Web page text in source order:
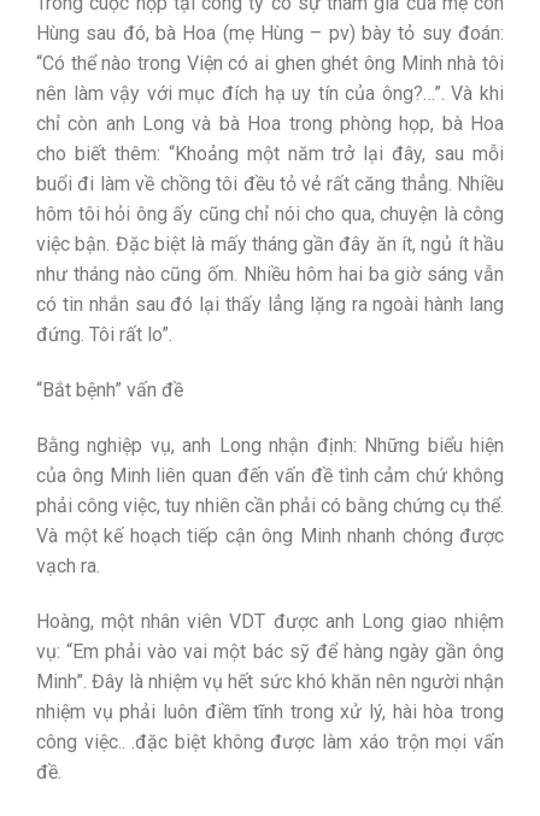
Hùng sau đó, bà Hoa (mẹ Hùng – pv) bày tỏ suy đoán:
“Có thể nào trong Viện có ai ghen ghét ông Minh nhà tôi
nên làm vậy với mục đích hạ uy tín của ông?…”. Và khi
chỉ còn anh Long và bà Hoa trong phòng họp, bà Hoa
cho biết thêm: “Khoảng một năm trở lại đây, sau mỗi
buổi đi làm về chồng tôi đều tỏ vẻ rất căng thẳng. Nhiều
hôm tôi hỏi ông ấy cũng chỉ nói cho qua, chuyện là công
việc bận. Đặc biệt là mấy tháng gần đây ăn ít, ngủ ít hầu
như tháng nào cũng ốm. Nhiều hôm hai ba giờ sáng vẫn
có tin nhắn sau đó lại thấy lẳng lặng ra ngoài hành lang
đứng. Tôi rất lo”.
“Bắt bệnh” vấn đề
Bằng nghiệp vụ, anh Long nhận định: Những biểu hiện
của ông Minh liên quan đến vấn đề tình cảm chứ không
phải công việc, tuy nhiên cần phải có bằng chứng cụ thể.
Và một kế hoạch tiếp cận ông Minh nhanh chóng được
vạch ra.
Hoàng, một nhân viên VDT được anh Long giao nhiệm
vụ: “Em phải vào vai một bác sỹ để hàng ngày gần ông
Minh”. Đây là nhiệm vụ hết sức khó khăn nên người nhận
nhiệm vụ phải luôn điềm tĩnh trong xử lý, hài hòa trong
công việc.. .đặc biệt không được làm xáo trộn mọi vấn
đề.